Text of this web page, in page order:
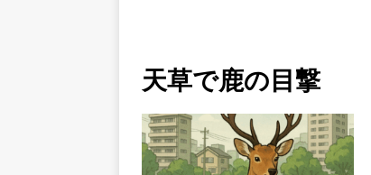
天草で鹿の目撃